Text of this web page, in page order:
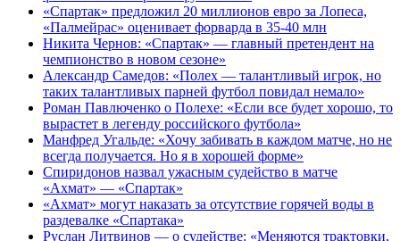
«Спартак» предложил 20 миллионов евро за Лопеса,
«Палмейрас» оценивает форварда в 35-40 млн
Никита Чернов: «Спартак» — главный претендент на
чемпионство в новом сезоне»
Александр Самедов: «Полех — талантливый игрок, но
таких талантливых парней футбол повидал немало»
Роман Павлюченко о Полехе: «Если все будет хорошо, то
вырастет в легенду российского футбола»
Манфред Угальде: «Хочу забивать в каждом матче, но не
всегда получается. Но я в хорошей форме»
Спиридонов назвал ужасным судейство в матче
«Ахмат» — «Спартак»
«Ахмат» могут наказать за отсутствие горячей воды в
раздевалке «Спартака»
Руслан Литвинов — о судействе: «Меняются трактовки,